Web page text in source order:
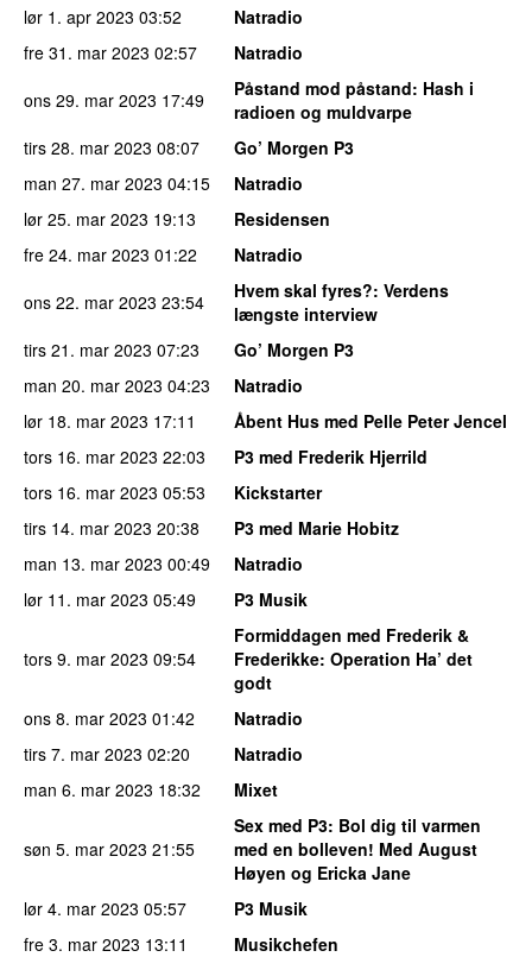
lør 1. apr 2023 03:52
Natradio
fre 31. mar 2023 02:57
Natradio
ons 29. mar 2023 17:49 Påstand mod påstand: Hash i
radioen og muldvarpe
tirs 28. mar 2023 08:07
Go’ Morgen P3
man 27. mar 2023 04:15
Natradio
lør 25. mar 2023 19:13
Residensen
fre 24. mar 2023 01:22
Natradio
ons 22. mar 2023 23:54 Hvem skal fyres?: Verdens
længste interview
tirs 21. mar 2023 07:23
Go’ Morgen P3
man 20. mar 2023 04:23
Natradio
lør 18. mar 2023 17:11
Åbent Hus med Pelle Peter Jencel
tors 16. mar 2023 22:03
P3 med Frederik Hjerrild
tors 16. mar 2023 05:53
Kickstarter
tirs 14. mar 2023 20:38
P3 med Marie Hobitz
man 13. mar 2023 00:49
Natradio
lør 11. mar 2023 05:49 P3 Musik
tors 9. mar 2023 09:54
Formiddagen med Frederik &
Frederikke: Operation Ha’ det
godt
ons 8. mar 2023 01:42
Natradio
tirs 7. mar 2023 02:20
Natradio
man 6. mar 2023 18:32 Mixet
søn 5. mar 2023 21:55
Sex med P3: Bol dig til varmen
med en bolleven! Med August
Høyen og Ericka Jane
lør 4. mar 2023 05:57
P3 Musik
fre 3. mar 2023 13:11 Musikchefen